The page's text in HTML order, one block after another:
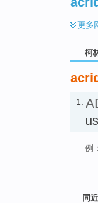
更多
柯
1.
例：
同